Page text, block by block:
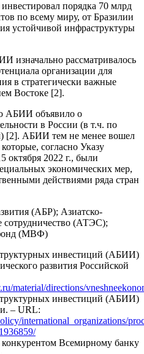
порядка 70 млрд
по всему миру, от Бразилии
устойчивой инфраструктуры
изначально рассматривалось
организации для
в стратегически важные
Востоке [2].
АБИИ объявило о
в России (в т.ч. по
[2]. АБИИ тем не менее вошел
согласно Указу
октября 2022 г., были
экономических мер,
действиями ряда стран
(АБР); Азиатско-
сотрудничество (АТЭС);
(МВФ)
инвестиций (АБИИ)
развития Российской
material/directions/
инвестиций (АБИИ)
– URL:
international_organizations/
Всемирному банку